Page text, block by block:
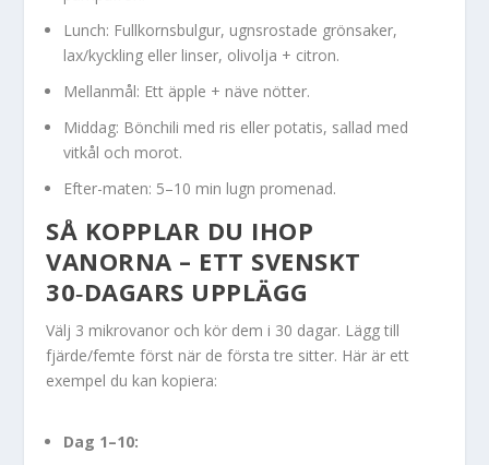
Lunch: Fullkornsbulgur, ugnsrostade grönsaker,
lax/kyckling eller linser, olivolja + citron.
Mellanmål: Ett äpple + näve nötter.
Middag: Bönchili med ris eller potatis, sallad med
vitkål och morot.
Efter-maten: 5–10 min lugn promenad.
SÅ KOPPLAR DU IHOP
VANORNA – ETT SVENSKT
30‑DAGARS UPPLÄGG
Välj 3 mikrovanor och kör dem i 30 dagar. Lägg till
fjärde/femte först när de första tre sitter. Här är ett
exempel du kan kopiera:
Dag 1–10: